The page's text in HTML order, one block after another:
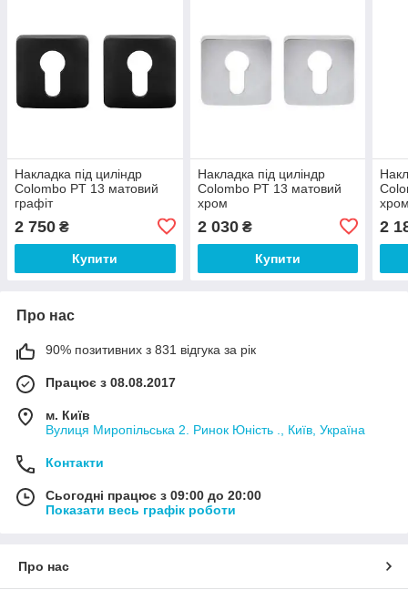
Накладка під циліндр
Colombo PT 13 матовий
графіт
2 750 ₴
Купити
Накладка під циліндр
Colombo PT 13 матовий
хром
2 030₴
Купити
2
Про нас
90% позитивних з 831 відгука за рік
Працює з 08.08.2017
м. Київ
Вулиця Миропільська 2. Ринок Юність ., Київ, Україна
Контакти
Сьогодні працює з 09:00 до 20:00
Показати весь графік роботи
Про нас